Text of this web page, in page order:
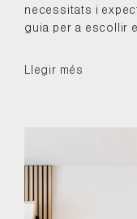
necessitats i
guia per a escollir
Llegir més